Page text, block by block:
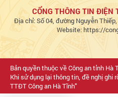
phần thúc đẩy phát triển
Chủ động bảo đảm an
đáp ứng yêu cầu triển
CỔNG THÔNG TIN ĐIỆN
Địa chỉ: Số 04, đường Nguyễn
Website: https://
Bản quyền thuộc về Công an tỉnh Hà
Khi sử dụng lại thông tin, đề nghị ghi
TTĐT Công an Hà Tĩnh"